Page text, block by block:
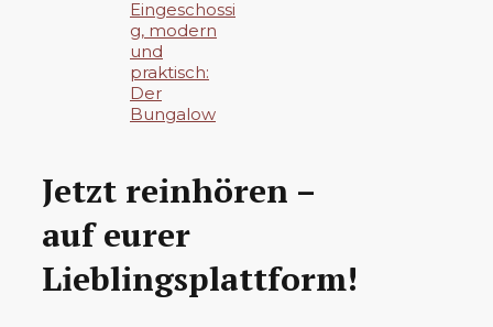
Eingeschossi
g, modern
und
praktisch:
Der
Bungalow
Jetzt reinhören –
auf eurer
Lieblingsplattform!